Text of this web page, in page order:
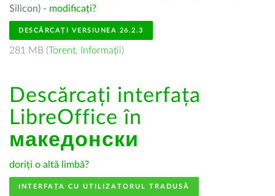
Silicon) - modificați?
DESCĂRCAȚI VERSIUNEA 26.2.3
281 MB (Torent, Informații)
Descărcați interfața
LibreOffice în
македонски
doriți o altă limbă?
INTERFAȚA CU UTILIZATORUL TRADUSĂ